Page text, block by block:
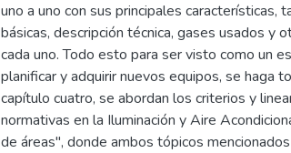
uno a uno con sus principales características,
básicas, descripción técnica, gases usados y
cada uno. Todo esto para ser visto como un
planificar y adquirir nuevos equipos, se haga
capítulo cuatro, se abordan los criterios y
normativas en la Iluminación y Aire
de áreas", donde ambos tópicos